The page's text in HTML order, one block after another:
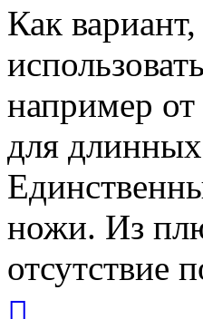
Как
например
для
ножи. Из
отсутствие